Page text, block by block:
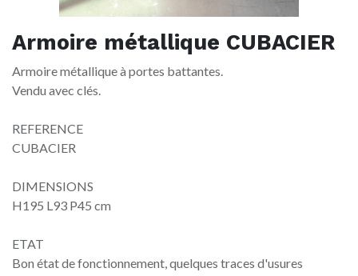
Armoire métallique CUBACIER
Armoire métallique à portes battantes.
Vendu avec clés.
REFERENCE
CUBACIER
DIMENSIONS
H195 L93 P45 cm
ETAT
Bon état de fonctionnement, quelques traces d'usures